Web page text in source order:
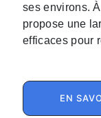
ses environs.
propose une
efficaces pour
EN